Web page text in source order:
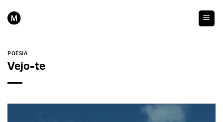
POESIA
Vejo-te